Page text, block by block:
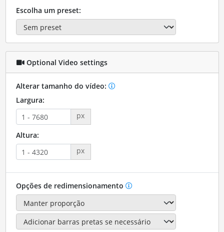
Escolha um preset:
Optional Video settings
Alterar tamanho do vídeo:
Largura:
px
Altura:
px
Opções de redimensionamento